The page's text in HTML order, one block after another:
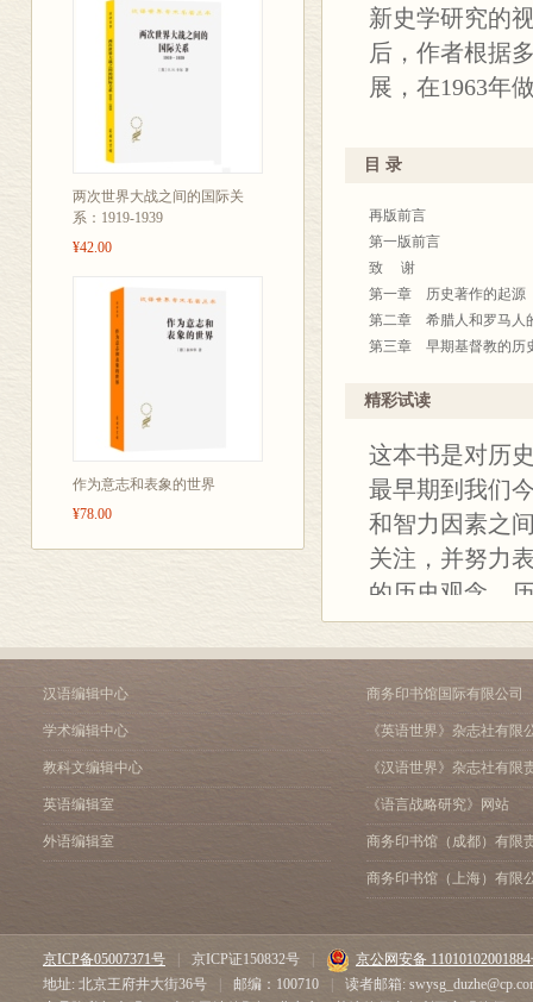
两次世界大战之间的国际关
系：1919-1939
¥42.00
作为意志和表象的世界
¥78.00
3.本书是“二十
直以来在国内
美国历史学家
罗马时期到20
就，并附有作
备按图索骥之
新史学研究的
后，作者根据
展，在1963年
《历史著作史
和视角叙述了
西方史学发展
20世纪60年代
巴恩斯对史学
目 录
再版前言
第一版前言
致 谢
第一章 历史著作的起源
第二章 希腊人和罗马人
第三章 早期基督教的历
第五章 人文主义和历
第七章 社会史和文化史
第八章 浪漫主义和历
第九章 自由主义和民族
第十章 批判史学的兴起
第十一章 世界大战：历
第十二章 历史学家视野
第十五章 新史学和历史
补充参考文献
译后记
精彩试读
这本书是对历
最早期到我们
和智力因素之
关注，并努力
的历史观念。
物，必须在它
在很大程度上
当地考虑伟人
方式说明了这
探讨历史著作
位重要的历史
（ Eduard
任何形式都更
Ritter）的《主
的作品。但是
汉语编辑中心
学术编辑中心
教科文编辑中心
英语编辑室
外语编辑室
商务印书馆国际有限公司
《英语世界》杂志社有限
《汉语世界》杂志社有限
《语言战略研究》网站
商务印书馆（成都）有限
商务印书馆（上海）有限
京ICP备05007371号 京ICP证150832号
京公网安备
地址: 北京王府井大街36号
邮编：100710
读者邮箱: